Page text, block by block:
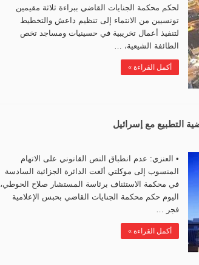
لحكم محكمة الجنايات القاضي ببراءة ثلاثة مقيمين
تونسيين من الانتماء إلى تنظيم داعش والتخطيط
لتنفيذ أعمال تخريبية في حسينيات ومساجد تخص
الطائفة الشيعية، …
أكمل القراءة »
التطبيع مع إسرائيل
• العنزي: عدم انطباق النص القانوني على الاتهام
المنسوب إلى موكلتي ألغت الدائرة الجزائية السادسة
في محكمة الاستئناف برئاسة المستشار صلاح الحوطي،
اليوم حكم محكمة الجنايات القاضي بحبس الإعلامية
فجر …
أكمل القراءة »